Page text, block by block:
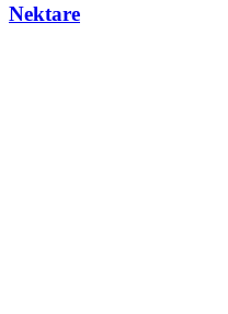
Nektare